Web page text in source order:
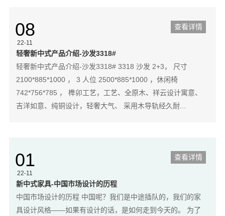
查看详情
08
22-11
轻奢新中式产品介绍-沙发3318#
轻奢新中式产品介绍-沙发3318# 3318 沙发 2+3， 尺寸
2100*885*1000 ， 3 人位 2500*885*1000 ，休闲椅
742*756*785 ， 榫卯工艺，工艺、全原木、祥云设计寓意、
吉洋如意、纯铜设计，轻奢大气、 采用木导轨经久耐...
查看详情
01
22-11
新中式家具-中国市场设计的历程
中国市场设计的历程 中国呢？我们是中途插队的，我们的家
具设计风格——如果有设计的话，是如何走到今天的。 为了